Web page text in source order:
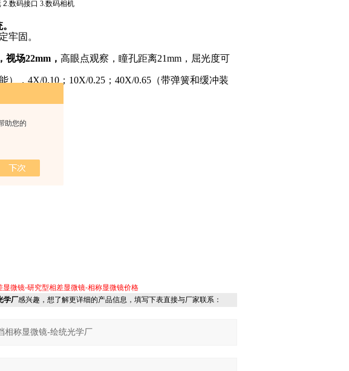
助您的
2.数码接口3.数码相机
牢固。
视场22mm， 高眼点观察，瞳孔距离21mm，屈光度可
），4X/0.10；10X/0.25；40X/0.65（带弹簧和缓冲装
微镜-研究型相差显微镜-相称显微镜价格
学厂感兴趣，想了解更详细的产品信息，填写下表直接与厂家联系：